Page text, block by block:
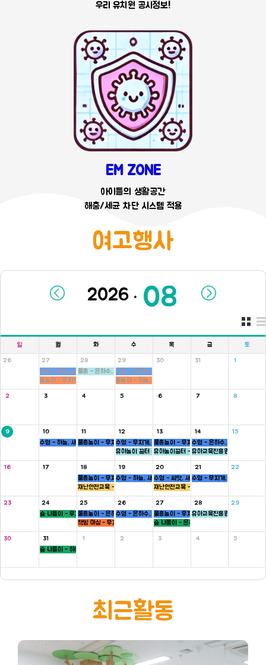
우리 유치원 공시정보!
EM ZONE
아이들의 생활공간
해충/세균 차단 시스템 적용
여고행사
.
일 월 화 수 목 금 토
26
27
수영 - 하늘, 새싹반
몸놀이 - 무지개, 씨앗반
28
물총 - 은하수, 새싹, 병아리반
29
수영 - 무지개, 씨앗반
몸놀이 - 하늘, 새싹반
30 31 1
2 3 4 5 6 7 8
9
10
수영 - 하늘, 새싹반
11
물총놀이 - 무지개, 새싹, 병아리반
12
수영 - 무지개, 씨앗반
유아놀이 꿈터 - 은하수, 하늘반
13
물총놀이 - 무지개, 씨앗, 하늘반
유아놀이꿈터 - 무지개반
14
수영 - 은하수, 병아리반
유아교육진흥원 - 씨앗반
15
16 17
18
물총놀이 - 무지개, 새싹, 병아리반
재난안전교육 - 5세
19
수영 - 하늘, 새싹반
20
수영 - 씨앗, 새싹반
재난안전교육 - 5세
21
수영 - 무지개, 씨앗반
22
23
24
숲 나들이 - 무지개, 씨앗반
25
물총놀이 - 은하수, 새싹, 병아리반
책방 마실 - 무지개 ,하늘반
26
수영 - 은하수, 병아리반
27
물총놀이 - 무지개, 씨앗, 하늘반
숲 나들이 - 은하수, 병아리반
28
유아교육진흥원 - 새싹반
29
30
31
숲 나들이 - 하늘, 새싹반
1 2 3 4 5
최근활동